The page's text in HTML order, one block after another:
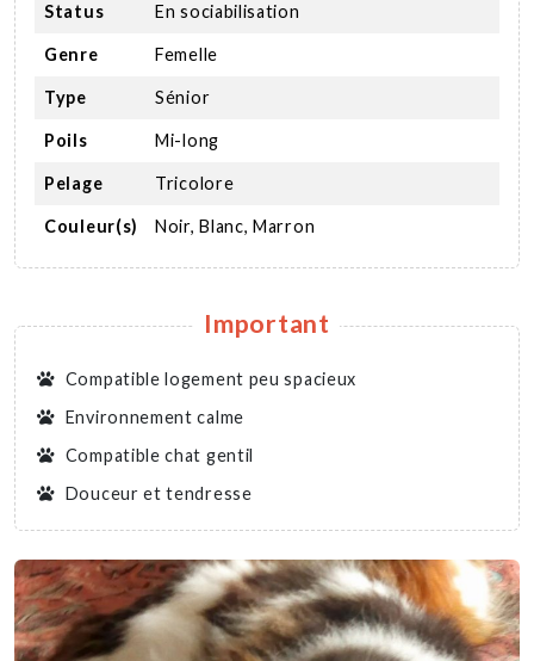
Status En sociabilisation
Genre Femelle
Type Sénior
Poils Mi-long
Pelage Tricolore
Couleur(s) Noir, Blanc, Marron
Important
Compatible logement peu spacieux
Environnement calme
Compatible chat gentil
Douceur et tendresse